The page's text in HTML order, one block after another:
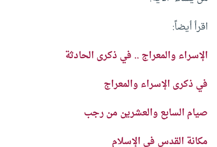
اقرأ أيضاً:
الإسراء والمعراج .. في ذكرى الحادثة
في ذكرى الإسراء والمعراج
صيام السابع والعشرين من رجب
مكانة القدس في الإسلام